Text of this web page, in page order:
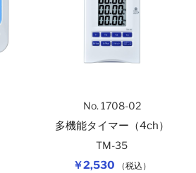
￥2,530 （税込）
No. 1708-02
多機能タイマー（4ch）
TM-35